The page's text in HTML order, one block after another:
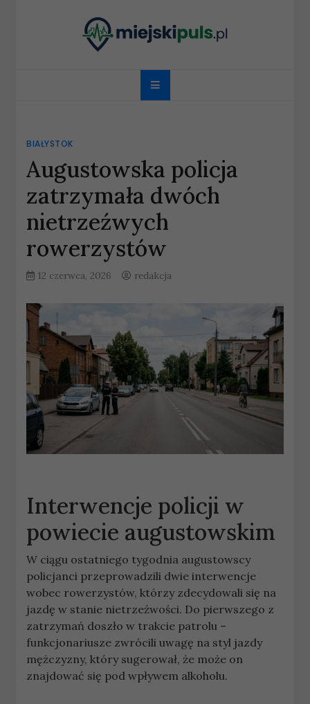
miejskipuls.pl
BIAŁYSTOK
Augustowska policja
zatrzymała dwóch
nietrzeźwych
rowerzystów
12 czerwca, 2026 redakcja
Interwencje policji w
powiecie augustowskim
W ciągu ostatniego tygodnia augustowscy
policjanci przeprowadzili dwie interwencje
wobec rowerzystów, którzy zdecydowali się na
jazdę w stanie nietrzeźwości. Do pierwszego z
zatrzymań doszło w trakcie patrolu –
funkcjonariusze zwrócili uwagę na styl jazdy
mężczyzny, który sugerował, że może on
znajdować się pod wpływem alkoholu.